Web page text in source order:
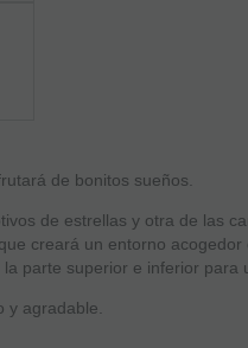
de bonitos sueños.
de estrellas y otra de las
creará un entorno acogedor
parte superior e inferior
y agradable.